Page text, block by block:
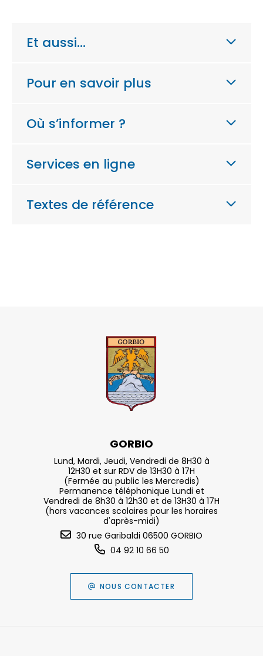
Et aussi…
Pour en savoir plus
Où s’informer ?
Services en ligne
Textes de référence
GORBIO
Lund, Mardi, Jeudi, Vendredi de 8H30 à
12H30 et sur RDV de 13H30 à 17H
(Fermée au public les Mercredis)
Permanence téléphonique Lundi et
Vendredi de 8h30 à 12h30 et de 13H30 à 17H
(hors vacances scolaires pour les horaires
d'après-midi)
30 rue Garibaldi 06500 GORBIO
04 92 10 66 50
NOUS CONTACTER